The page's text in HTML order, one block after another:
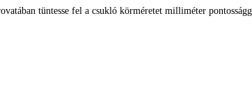
tüntesse fel a csukló körméretet milliméter